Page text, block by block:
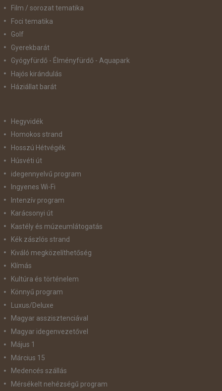
Film / sorozat tematika
Foci tematika
Golf
Gyerekbarát
Gyógyfürdő - Élményfürdő - Aquapark
Hajós kirándulás
Háziállat barát
Hegyvidék
Homokos strand
Hosszú Hétvégék
Húsvéti út
idegennyelvű program
Ingyenes Wi-Fi
Intenzív program
Karácsonyi út
Kastély és múzeumlátogatás
Kék zászlós strand
Kiváló megközelíthetőség
Klímás
Kultúra és történelem
Könnyű program
Luxus/Deluxe
Magyar asszisztenciával
Magyar idegenvezetővel
Május 1
Március 15
Medencés szállás
Mérsékelt nehézségű program